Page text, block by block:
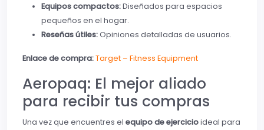
Equipos compactos:Diseñados para espacios
pequeños en el hogar.
Reseñas útiles:Opiniones detalladas de usuarios.
Enlace de compra:Target – Fitness Equipment
Aeropaq: El mejor aliado
para recibir tus compras
Una vez que encuentres el equipo de ejercicioideal para